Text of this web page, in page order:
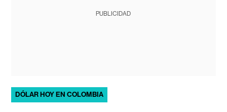
PUBLICIDAD
DÓLAR HOY EN COLOMBIA